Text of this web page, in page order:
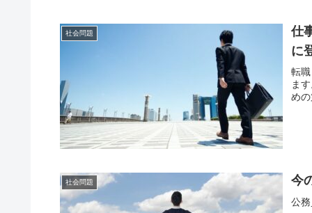
社会問題
仕
に
転
ま
めの
社会問題 今
公